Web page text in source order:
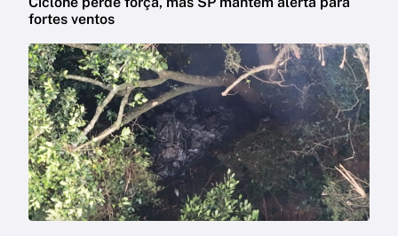
fortes ventos